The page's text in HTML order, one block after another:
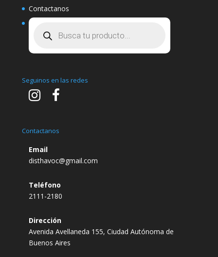
Contactanos
Seguinos en las redes
Contactanos
Email
disthavoc@gmail.com
Teléfono
2111-2180
Dirección
Avenida Avellaneda 155, Ciudad Autónoma de
Buenos Aires